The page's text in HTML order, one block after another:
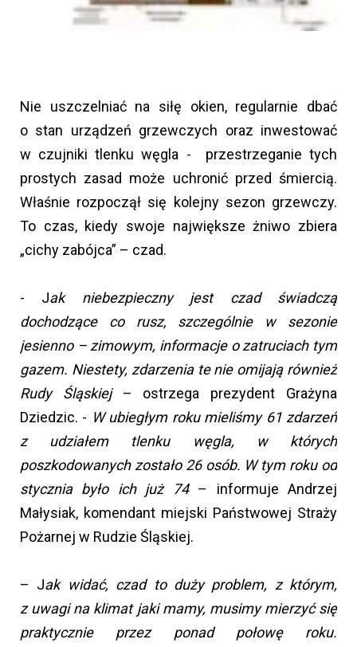
Nie uszczelniać na siłę okien, regularnie dbać
o stan urządzeń grzewczych oraz inwestować
w czujniki tlenku węgla - przestrzeganie tych
prostych zasad może uchronić przed śmiercią.
Właśnie rozpoczął się kolejny sezon grzewczy.
To czas, kiedy swoje największe żniwo zbiera
„cichy zabójca” – czad.
- Jak niebezpieczny jest czad świadczą
dochodzące co rusz, szczególnie w sezonie
jesienno – zimowym, informacje o zatruciach tym
gazem. Niestety, zdarzenia te nie omijają również
Rudy Śląskiej – ostrzega prezydent Grażyna
Dziedzic. - W ubiegłym roku mieliśmy 61 zdarzeń
z udziałem tlenku węgla, w których
poszkodowanych zostało 26 osób. W tym roku od
stycznia było ich już 74– informuje Andrzej
Małysiak, komendant miejski Państwowej Straży
Pożarnej w Rudzie Śląskiej.
– Jak widać, czad to duży problem, z którym,
z uwagi na klimat jaki mamy, musimy mierzyć się
praktycznie przez ponad połowę roku.